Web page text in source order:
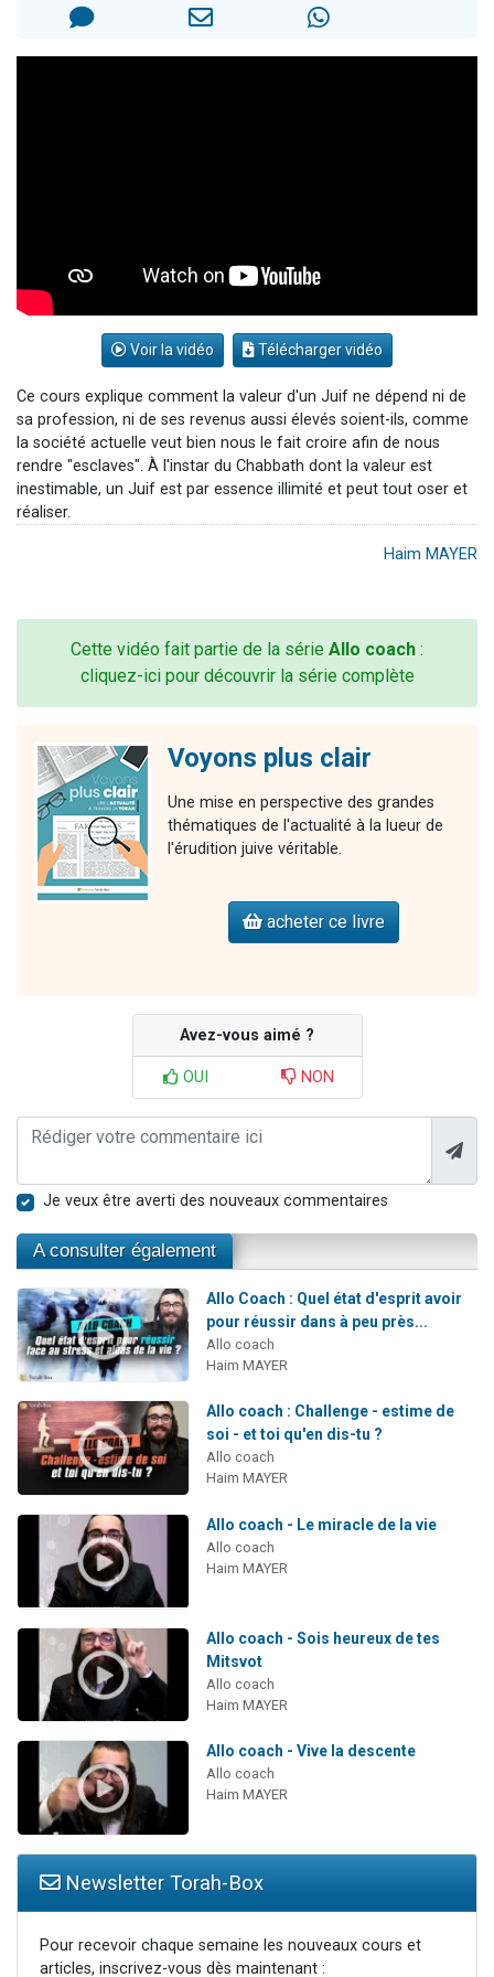
5 personnes viennent de faire un don pour Reloger Rivka, 6 enfants, victime de violences...
Voir la vidéo Télécharger vidéo
Ce cours explique comment la valeur d'un Juif ne dépend ni de
sa profession, ni de ses revenus aussi élevés soient-ils, comme
la société actuelle veut bien nous le fait croire afin de nous
rendre "esclaves". À l'instar du Chabbath dont la valeur est
inestimable, un Juif est par essence illimité et peut tout oser et
réaliser.
Haim MAYER
Cette vidéo fait partie de la série Allo coach :
cliquez-ici pour découvrir la série complète
Voyons plus clair
Une mise en perspective des grandes
thématiques de l'actualité à la lueur de
l'érudition juive véritable.
acheter ce livre
Avez-vous aimé ?
OUI NON
Je veux être averti des nouveaux commentaires
A consulter également
Allo Coach : Quel état d'esprit avoir
pour réussir dans à peu près...
Allo coach
Haim MAYER
Allo coach : Challenge - estime de
soi - et toi qu'en dis-tu ?
Allo coach
Haim MAYER
Allo coach - Le miracle de la vie
Allo coach
Haim MAYER
Allo coach - Sois heureux de tes
Mitsvot
Allo coach
Haim MAYER
Allo coach - Vive la descente
Allo coach
Haim MAYER
Newsletter Torah-Box
Pour recevoir chaque semaine les nouveaux cours et
articles, inscrivez-vous dès maintenant :